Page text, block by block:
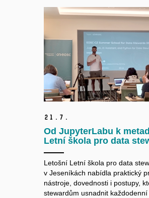
21. 7.
Od JupyterLabu k
Letní škola pro data
Letošní Letní škola pro data
v Jeseníkách nabídla praktický
nástroje, dovednosti i postupy,
stewardům usnadnit každodenní